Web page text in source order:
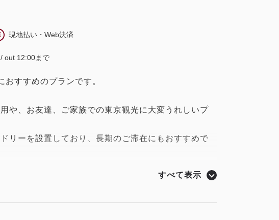
現地払い・Web決済
out 12:00まで
おすすめのプランです。
や、お友達、ご家族での東京観光に大変うれしいプ
リーを設置しており、長期のご滞在にもおすすめで
ジです。お部屋の画像は一例であり、実際のお部屋
すべて表示